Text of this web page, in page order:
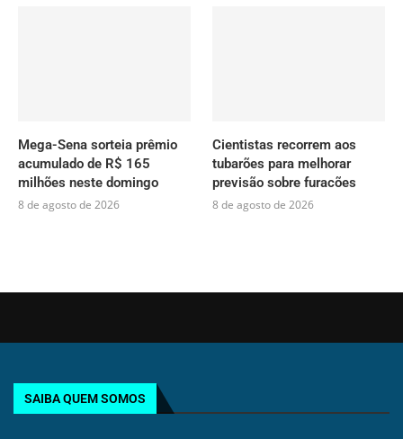
Mega-Sena sorteia prêmio
acumulado de R$ 165
milhões neste domingo
8 de agosto de 2026
Cientistas recorrem aos
tubarões para melhorar
previsão sobre furacões
8 de agosto de 2026
SAIBA QUEM SOMOS